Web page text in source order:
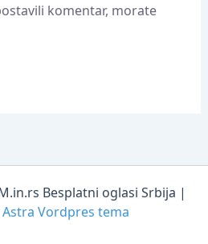
komentar, morate
Besplatni oglasi Srbija |
Astra Vordpres tema